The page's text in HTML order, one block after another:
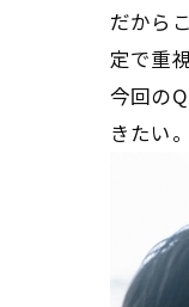
だから
定で重
今回の
きたい